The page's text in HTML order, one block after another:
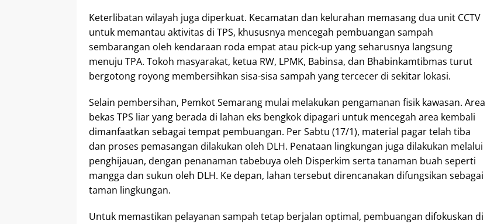
Keterlibatan wilayah juga diperkuat. Kecamatan dan kelurahan memasang dua unit CCTV
untuk memantau aktivitas di TPS, khususnya mencegah pembuangan sampah
sembarangan oleh kendaraan roda empat atau pick-up yang seharusnya langsung
menuju TPA. Tokoh masyarakat, ketua RW, LPMK, Babinsa, dan Bhabinkamtibmas turut
bergotong royong membersihkan sisa-sisa sampah yang tercecer di sekitar lokasi.
Selain pembersihan, Pemkot Semarang mulai melakukan pengamanan fisik kawasan. Area
bekas TPS liar yang berada di lahan eks bengkok dipagari untuk mencegah area kembali
dimanfaatkan sebagai tempat pembuangan. Per Sabtu (17/1), material pagar telah tiba
dan proses pemasangan dilakukan oleh DLH. Penataan lingkungan juga dilakukan melalui
penghijauan, dengan penanaman tabebuya oleh Disperkim serta tanaman buah seperti
mangga dan sukun oleh DLH. Ke depan, lahan tersebut direncanakan difungsikan sebagai
taman lingkungan.
Untuk memastikan pelayanan sampah tetap berjalan optimal, pembuangan difokuskan di